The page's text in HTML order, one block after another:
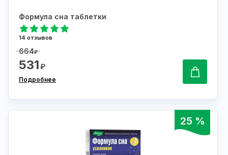
Формула сна таблетки
14 отзывов
664₽
531₽
Подробнее
25 %